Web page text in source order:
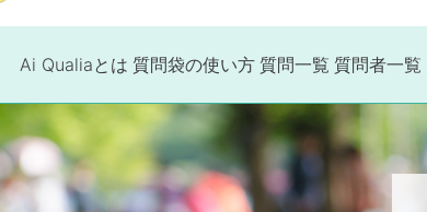
Ai Qualiaとは 質問袋の使い方 質問一覧 質問者一覧